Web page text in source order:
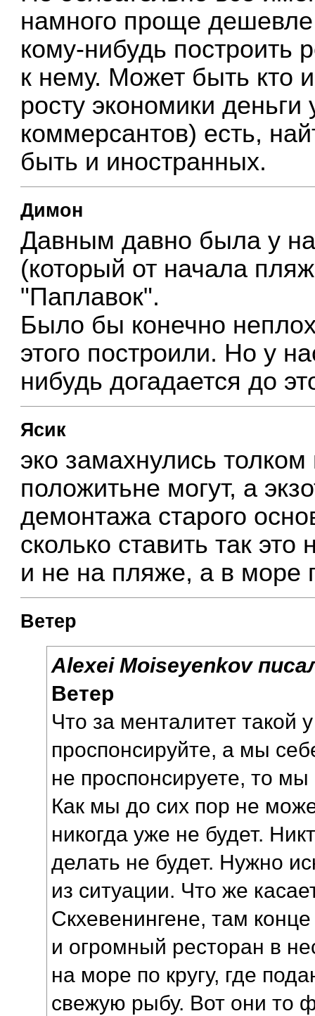
намного проще
кому-нибудь построить
к нему. Может быть кто
росту экономики
коммерсантов) есть,
быть и иностранных.
Димон
Давным давно была у
(который от начала
"Паплавок".
Было бы конечно
этого построили. Но у
нибудь догадается до
Ясик
эко замахнулись
положитьне могут, а
демонтажа старого
сколько ставить так
и не на пляже, а в море
Ветер
Alexei Moiseyenkov
Ветер
Что за менталитет такой
проспонсируйте, а мы
не проспонсируете, то
Как мы до сих пор не
никогда уже не будет.
делать не будет. Нужно
из ситуации. Что же
Скхевенингене, там
и огромный ресторан в
на море по кругу, где
свежую рыбу. Вот они то